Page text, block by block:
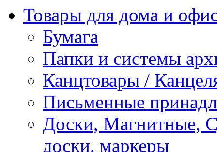
Товары для дома и
Бумага
Папки и системы
Канцтовары /
Письменные
Доски, Магнитные,
доски, маркеры